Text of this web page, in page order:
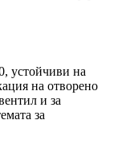
устойчиви на
на отворено
и за
за